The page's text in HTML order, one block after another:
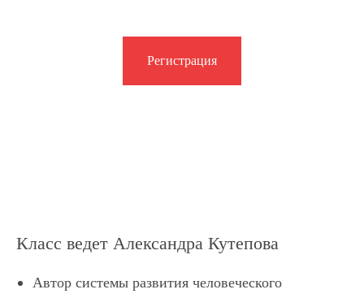
Регистрация
Класс ведет Александра Кутепова
Автор системы развития человеческого